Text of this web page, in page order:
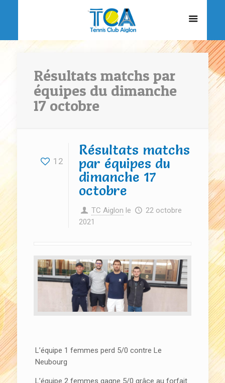
Résultats matchs par
équipes du dimanche
17 octobre
12
Résultats matchs
par équipes du
dimanche 17
octobre
TC Aiglon le
22 octobre
2021
L’équipe 1 femmes perd 5/0 contre Le
Neubourg
L’équipe 2 femmes gagne 5/0 grâce au forfait